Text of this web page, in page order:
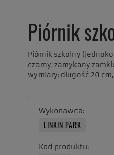
Piórnik
Piórnik szkolny
czarny; zamykany
wymiary: długość 20
Wykonawca
LINKIN PARK
Kod produktu